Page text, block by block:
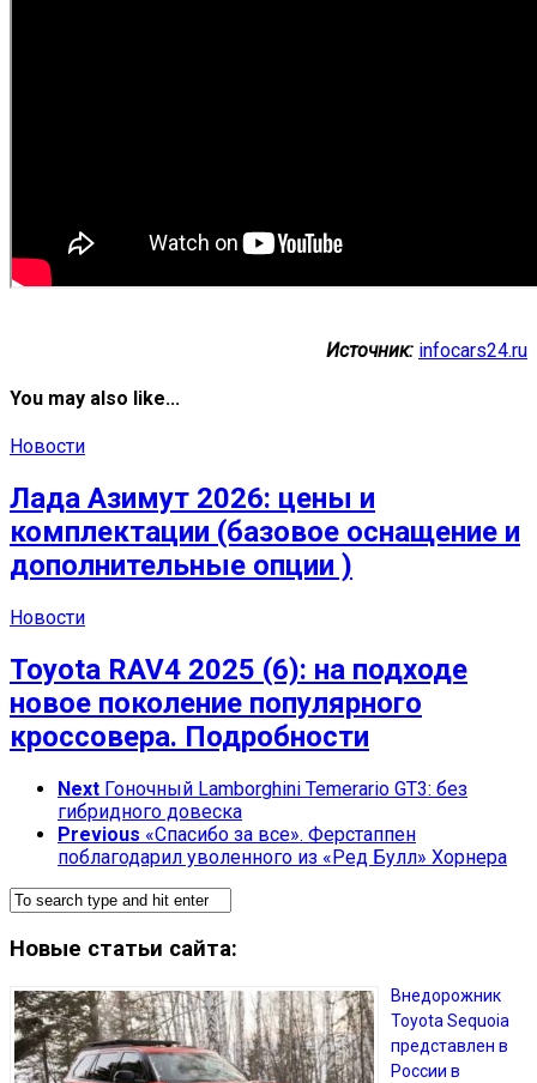
Источник: infocars24.ru
You may also like...
Новости
Лада Азимут 2026: цены и
комплектации (базовое оснащение и
дополнительные опции )
Новости
Toyota RAV4 2025 (6): на подходе
новое поколение популярного
кроссовера. Подробности
Next Гоночный Lamborghini Temerario GT3: без
гибридного довеска
Previous «Спасибо за все». Ферстаппен
поблагодарил уволенного из «Ред Булл» Хорнера
Новые статьи сайта:
Внедорожник
Toyota Sequoia
представлен в
России в